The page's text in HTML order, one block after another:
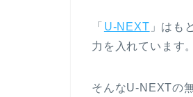
「 U-NEXT 」はも
力を入れています。
そんなU-NEXTの